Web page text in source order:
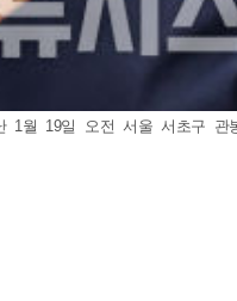
1월 19일 오전 서울 서초구 관